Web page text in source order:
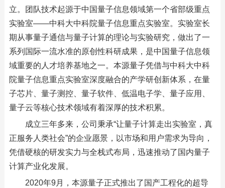
立。团队技术起源于中国量子信息领域第一个省部级重点
实验室——中科大中科院量子信息重点实验室。实验室长
期从事量子通信与量子计算的理论与实验研究，做出了一
系列国际一流水准的原创性科研成果，是中国量子信息领
域重要的人才培养基地之一。本源量子凭借与中科大中科
院量子信息重点实验室深度融合的产学研创新体系，在量
子芯片、量子测控、量子软件、低温电子学、量子应用、
量子云等核心技术领域有着深厚的技术积累。
成立三年多来，公司秉承“让量子计算走出实验室，真
正服务人类社会”的企业愿景，以市场和用户需求为导向，
凭借硬核的研发实力与全栈式布局，迅速推动了国内量子
计算产业化发展。
2020年9月，本源量子正式推出了国产工程化的超导